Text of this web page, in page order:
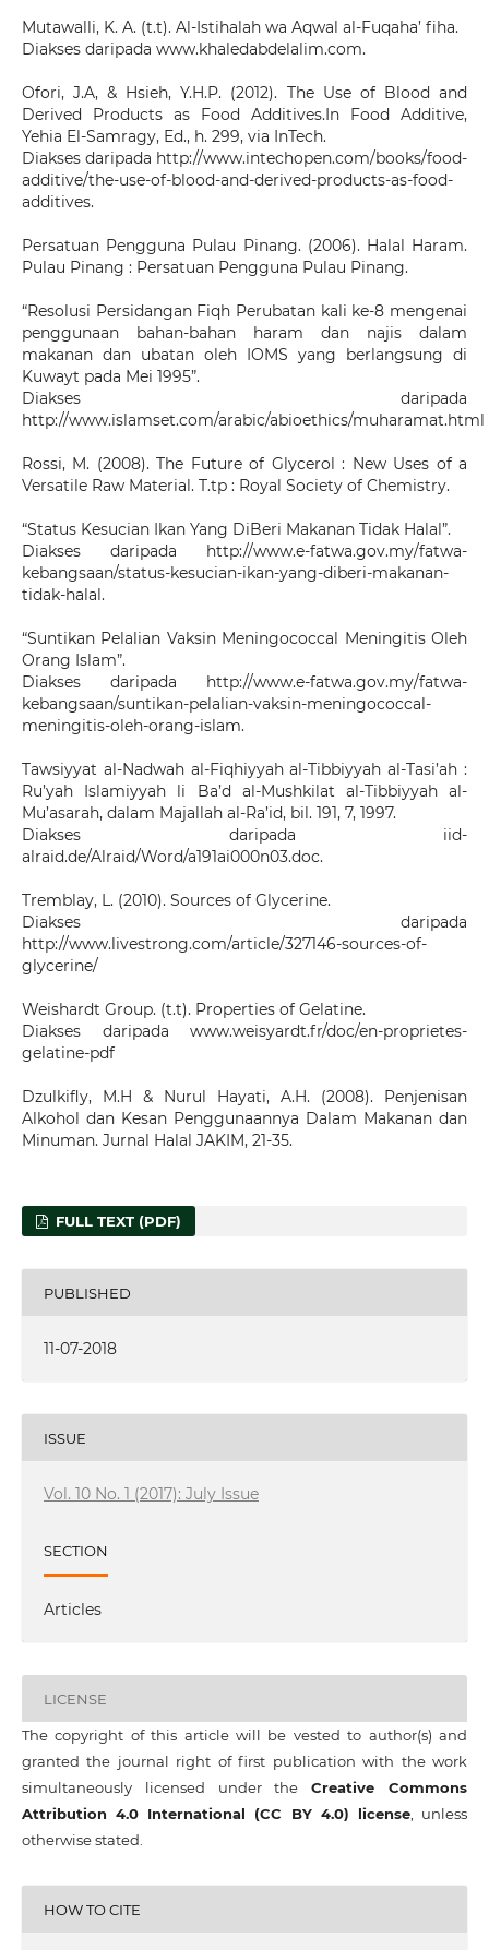
Mutawalli, K. A. (t.t). Al-Istihalah wa Aqwal al-Fuqaha’ fiha.
Diakses daripada www.khaledabdelalim.com.
Ofori, J.A, & Hsieh, Y.H.P. (2012). The Use of Blood and
Derived Products as Food Additives.In Food Additive,
Yehia El-Samragy, Ed., h. 299, via InTech.
Diakses daripada http://www.intechopen.com/books/food-
additive/the-use-of-blood-and-derived-products-as-food-
additives.
Persatuan Pengguna Pulau Pinang. (2006). Halal Haram.
Pulau Pinang : Persatuan Pengguna Pulau Pinang.
“Resolusi Persidangan Fiqh Perubatan kali ke-8 mengenai
penggunaan bahan-bahan haram dan najis dalam
makanan dan ubatan oleh IOMS yang berlangsung di
Kuwayt pada Mei 1995”.
Diakses daripada
http://www.islamset.com/arabic/abioethics/muharamat.html
Rossi, M. (2008). The Future of Glycerol : New Uses of a
Versatile Raw Material. T.tp : Royal Society of Chemistry.
“Status Kesucian Ikan Yang DiBeri Makanan Tidak Halal”.
Diakses daripada http://www.e-fatwa.gov.my/fatwa-
kebangsaan/status-kesucian-ikan-yang-diberi-makanan-
tidak-halal.
“Suntikan Pelalian Vaksin Meningococcal Meningitis Oleh
Orang Islam”.
Diakses daripada http://www.e-fatwa.gov.my/fatwa-
kebangsaan/suntikan-pelalian-vaksin-meningococcal-
meningitis-oleh-orang-islam.
Tawsiyyat al-Nadwah al-Fiqhiyyah al-Tibbiyyah al-Tasi’ah :
Ru’yah Islamiyyah li Ba’d al-Mushkilat al-Tibbiyyah al-
Mu’asarah, dalam Majallah al-Ra’id, bil. 191, 7, 1997.
Diakses daripada iid-
alraid.de/Alraid/Word/a191ai000n03.doc.
Tremblay, L. (2010). Sources of Glycerine.
Diakses daripada
http://www.livestrong.com/article/327146-sources-of-
glycerine/
Weishardt Group. (t.t). Properties of Gelatine.
Diakses daripada www.weisyardt.fr/doc/en-proprietes-
gelatine-pdf
Dzulkifly, M.H & Nurul Hayati, A.H. (2008). Penjenisan
Alkohol dan Kesan Penggunaannya Dalam Makanan dan
Minuman. Jurnal Halal JAKIM, 21-35.
FULL TEXT (PDF)
PUBLISHED
11-07-2018
ISSUE
Vol. 10 No. 1 (2017): July Issue
SECTION
Articles
LICENSE
The copyright of this article will be vested to author(s) and
granted the journal right of first publication with the work
simultaneously licensed under theCreative Commons
Attribution 4.0 International (CC BY 4.0) license, unless
otherwise stated.
HOW TO CITE